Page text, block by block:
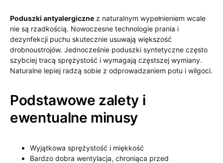
Poduszki antyalergiczne z naturalnym wypełnieniem wcale
nie są rzadkością. Nowoczesne technologie prania i
dezynfekcji puchu skutecznie usuwają większość
drobnoustrojów. Jednocześnie poduszki syntetyczne często
szybciej tracą sprężystość i wymagają częstszej wymiany.
Naturalne lepiej radzą sobie z odprowadzaniem potu i wilgoci.
Podstawowe zalety i
ewentualne minusy
Wyjątkowa sprężystość i miękkość
Bardzo dobra wentylacja, chroniąca przed